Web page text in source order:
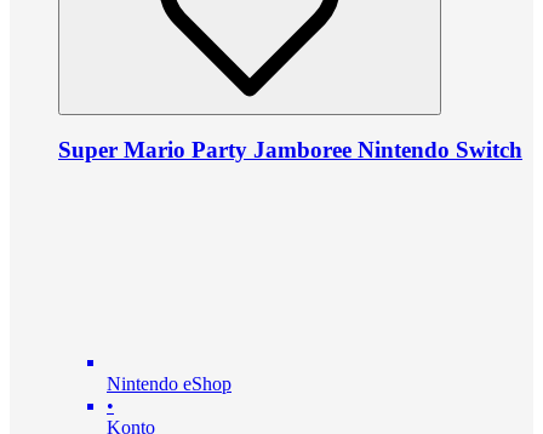
Super Mario Party Jamboree Nintendo Switch
Nintendo eShop
•
Konto